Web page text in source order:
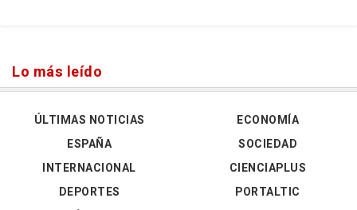
Lo más leído
ÚLTIMAS NOTICIAS
ESPAÑA
INTERNACIONAL
DEPORTES
ECONOMÍA
SOCIEDAD
CIENCIAPLUS
PORTALTIC